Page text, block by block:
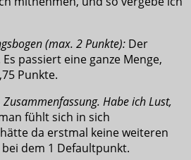
(max. 2 Punkte): Der
passiert eine ganze Menge,
Punkte.
Habe ich Lust,
fühlt sich in sich
da erstmal keine weiteren
dem 1 Defaultpunkt.